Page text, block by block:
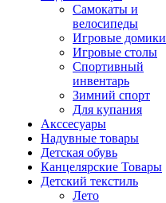
Самокаты и
велосипеды
Игровые домики
Игровые столы
Спортивный
инвентарь
Зимний спорт
Для купания
Акссесуары
Надувные товары
Детская обувь
Канцелярские Товары
Детский текстиль
Лето